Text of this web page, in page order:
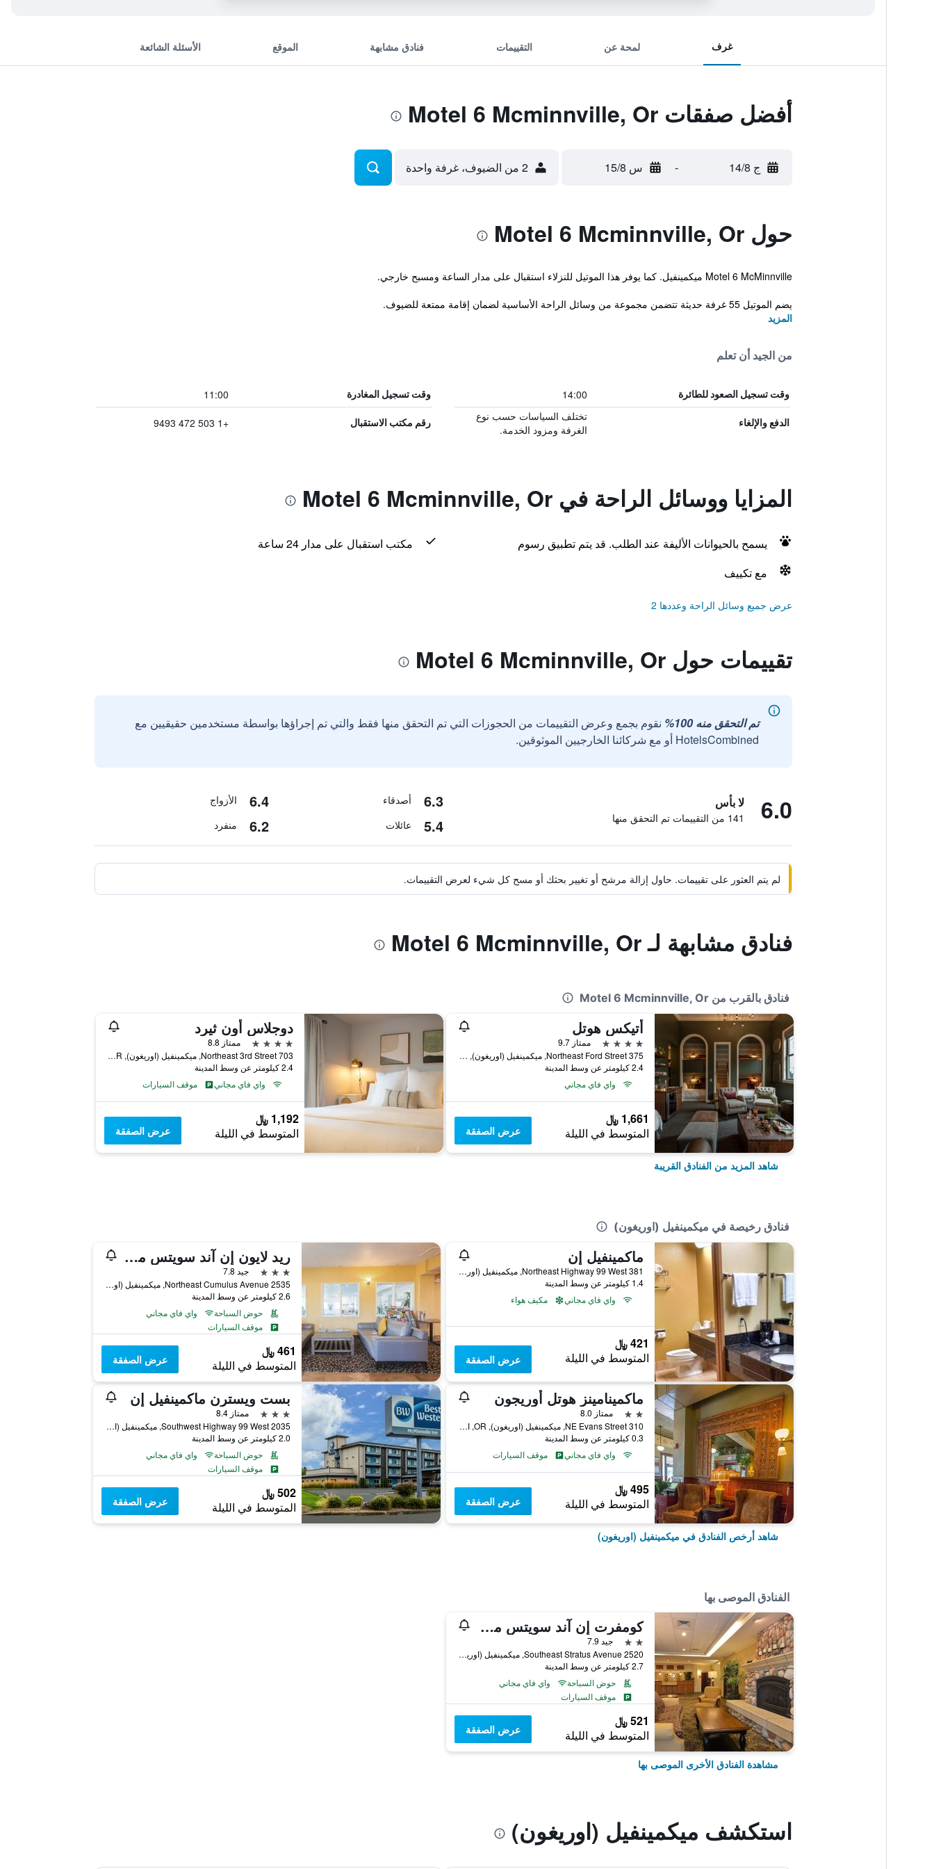
غرف لمحة عن التقييمات فنادق مشابهة الموقع الأسئلة الشائعة
أفضل صفقات Motel 6 Mcminnville, Or
ج 14/8 - س 15/8 2 من الضيوف، غرفة واحدة
حول Motel 6 Mcminnville, Or
Motel 6 McMinnville ميكمينفيل. كما يوفر هذا الموتيل للنزلاء استقبال على مدار الساعة ومسبح خارجي.
يضم الموتيل 55 غرفة حديثة تتضمن مجموعة من وسائل الراحة الأساسية لضمان إقامة ممتعة للضيوف.
المزيد
من الجيد أن تعلم
وقت تسجيل الصعود للطائرة 14:00 وقت تسجيل المغادرة 11:00
الدفع والإلغاء
تختلف السياسات حسب نوع
الغرفة ومزود الخدمة.
رقم مكتب الاستقبال +1 503 472 9493
المزايا ووسائل الراحة في Motel 6 Mcminnville, Or
يسمح بالحيوانات الأليفة عند الطلب. قد يتم تطبيق رسوم
مكتب استقبال على مدار 24 ساعة
مع تكييف
عرض جميع وسائل الراحة وعددها 2
تقييمات حول Motel 6 Mcminnville, Or
تم التحقق منه 100%
نقوم بجمع وعرض التقييمات من الحجوزات التي تم التحقق منها فقط والتي تم إجراؤها بواسطة مستخدمين حقيقيين مع
HotelsCombined أو مع شركائنا الخارجيين الموثوقين.
6.0 لا بأس
141 من التقييمات تم التحقق منها
6.3 أصدقاء 6.4 الأزواج
5.4 عائلات 6.2 منفرد
لم يتم العثور على تقييمات. حاول إزالة مرشح أو تغيير بحثك أو مسح كل شيء لعرض التقييمات.
فنادق مشابهة لـ Motel 6 Mcminnville, Or
فنادق بالقرب من Motel 6 Mcminnville, Or
أتيكس هوتل
4 نجوم
ممتاز 9.7
375 Northeast Ford Street, ميكمينفيل (اوريغون), OR, الولايات المتحدة الأميريكية
2.4 كيلومتر عن وسط المدينة
واي فاي مجاني
1,661 ﷼
المتوسط في الليلة عرض الصفقة
دوجلاس أون ثيرد
4 نجوم
ممتاز 8.8
703 Northeast 3rd Street, ميكمينفيل (اوريغون), OR, الولايات المتحدة الأميريكية
2.4 كيلومتر عن وسط المدينة
واي فاي مجاني
موقف السيارات
1,192 ﷼
المتوسط في الليلة عرض الصفقة
شاهد المزيد من الفنادق القريبة
فنادق رخيصة في ميكمينفيل (اوريغون)
ماكمينفيل إن
381 Northeast Highway 99 West, ميكمينفيل (اوريغون), OR, الولايات المتحدة الأميريكية
1.4 كيلومتر عن وسط المدينة
واي فاي مجاني
مكيف هواء
421 ﷼
المتوسط في الليلة عرض الصفقة
ريد لايون إن آند سويتس ماك مينفيل
3 نجوم
جيد 7.8
2535 Northeast Cumulus Avenue, ميكمينفيل (اوريغون), OR, الولايات المتحدة الأميريكية
2.6 كيلومتر عن وسط المدينة
حوض السباحة
واي فاي مجاني
موقف السيارات
461 ﷼
المتوسط في الليلة عرض الصفقة
ماكمينامينز هوتل أوريجون
2 نجمتين
ممتاز 8.0
310 NE Evans Street, ميكمينفيل (اوريغون), OR, الولايات المتحدة الأميريكية
0.3 كيلومتر عن وسط المدينة
واي فاي مجاني
موقف السيارات
495 ﷼
المتوسط في الليلة عرض الصفقة
بست ويسترن ماكمينفيل إن
3 نجوم
ممتاز 8.4
2035 Southwest Highway 99 West, ميكمينفيل (اوريغون), OR, الولايات المتحدة الأميريكية
2.0 كيلومتر عن وسط المدينة
حوض السباحة
واي فاي مجاني
موقف السيارات
502 ﷼
المتوسط في الليلة عرض الصفقة
شاهد أرخص الفنادق في ميكمينفيل (اوريغون)
الفنادق الموصى بها
كومفرت إن آند سويتس مكمينفيل واين كانتري
2 نجمتين
جيد 7.9
2520 Southeast Stratus Avenue, ميكمينفيل (اوريغون), OR, الولايات المتحدة الأميريكية
2.7 كيلومتر عن وسط المدينة
حوض السباحة
واي فاي مجاني
موقف السيارات
521 ﷼
المتوسط في الليلة عرض الصفقة
مشاهدة الفنادق الأخرى الموصى بها
استكشف ميكمينفيل (اوريغون)